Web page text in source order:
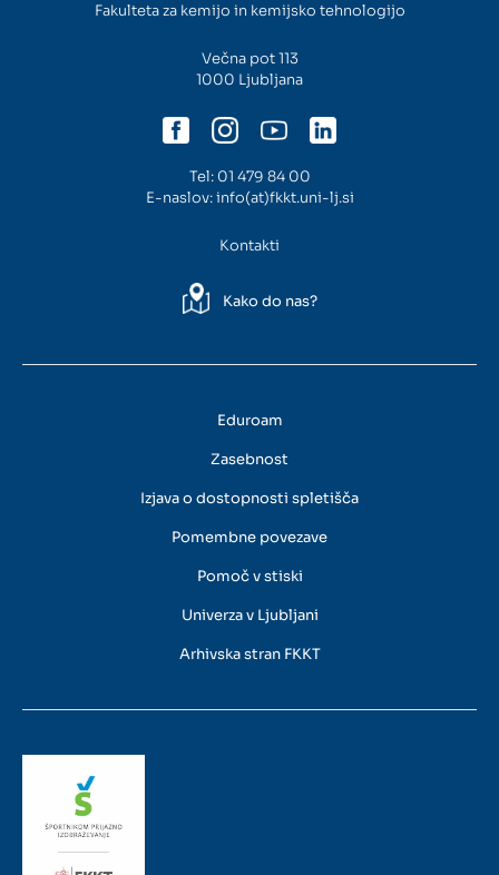
Fakulteta za kemijo in kemijsko tehnologijo
Večna pot 113
1000 Ljubljana
Tel: 01 479 84 00
E-naslov:info(at)fkkt.uni-lj.si
Kontakti
Kako do nas?
Eduroam
Zasebnost
Izjava o dostopnosti spletišča
Pomembne povezave
Pomoč v stiski
Univerza v Ljubljani
Arhivska stran FKKT